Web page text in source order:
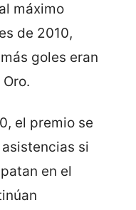
máximo
de 2010,
goles eran
el premio se
si
en el